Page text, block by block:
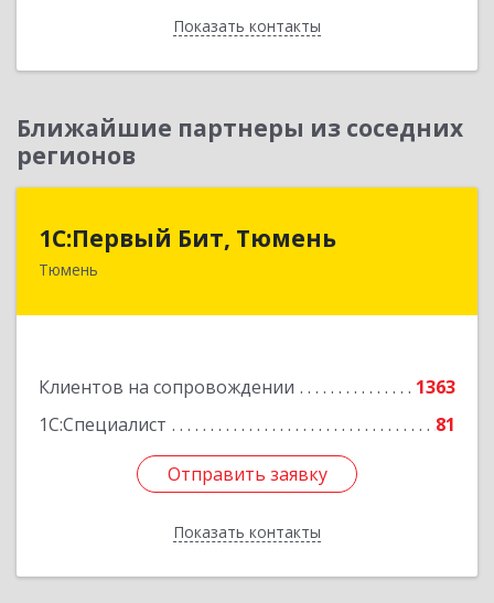
Показать контакты
Назад
Ближайшие партнеры из соседних
регионов
1С:Первый Бит, Тюмень
Тюмень
Клиентов на сопровождении
1363
1С:Специалист
81
Отправить заявку
Показать контакты
1С:Первый Бит, Тюмень
625000, Тюменская обл, Тюмень г, Республики
Отправить заявку
Назад